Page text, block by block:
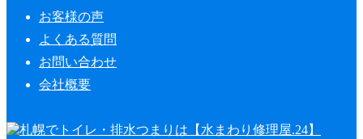
お客様の声
よくある質問
お問い合わせ
会社概要